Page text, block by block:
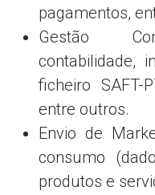
pagamentos,
Gestão
contabilidade,
ficheiro SAFT-
entre outros.
Envio de
consumo
produtos e